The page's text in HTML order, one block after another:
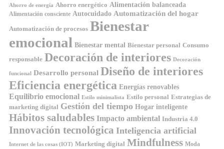
Ahorro de energía Ahorro energético Alimentación balanceada
Alimentación consciente Autocuidado Automatización del hogar
Automatización de procesos Bienestar
emocional Bienestar mental Bienestar personal Consumo
responsable Decoración de interiores Decoración
funcional Desarrollo personal Diseño de interiores
Eficiencia energética Energías renovables
Equilibrio emocional Estilo minimalista Estilo personal Estrategias de
marketing digital Gestión del tiempo Hogar inteligente
Hábitos saludables Impacto ambiental Industria 4.0
Innovación tecnológica Inteligencia artificial
Internet de las cosas (IOT) Marketing digital Mindfulness Moda